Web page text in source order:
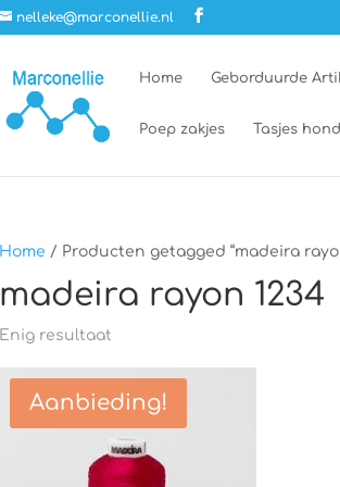
nelleke@marconellie.nl
Home Geborduurde
Poep zakjes Tasjes
Home / Producten getagged “madeira
madeira rayon 1234
Enig resultaat
Aanbieding!